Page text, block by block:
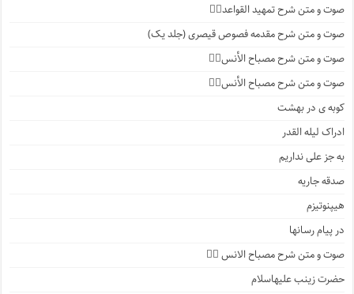
صوت و متن شرح تمهید القواعد۱️⃣
صوت و متن شرح مقدمه فصوص قیصری (جلد یک)
صوت و متن شرح مصباح الأنس۷️⃣
صوت و متن شرح مصباح الأنس۶️⃣
کوبه ی در بهشت
ادراک لیله القدر
به جز علی نداریم
صدقه جاریه
هیپنوتیزم
در پیام رسانها
صوت و متن شرح مصباح الانس ۵️⃣
حضرت زینب علیهاسلام